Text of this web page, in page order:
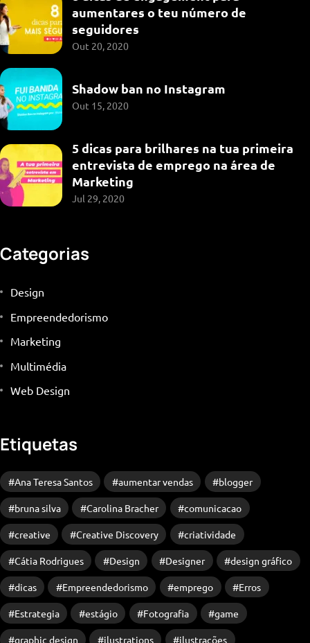
aumentares o teu número de
seguidores
Out 20, 2020
Shadow ban no Instagram
Out 15, 2020
5 dicas para brilhares na tua primeira
entrevista de emprego na área de
Marketing
Jul 29, 2020
Categorias
Design
Empreendedorismo
Marketing
Multimédia
Web Design
Etiquetas
Ana Teresa Santos aumentar vendas blogger
bruna silva Carolina Bracher comunicacao
creative Creative Discovery criatividade
Cátia Rodrigues Design Designer design gráfico
dicas Empreendedorismo emprego Erros
Estrategia estágio Fotografia game
graphic design ilustrations ilustrações